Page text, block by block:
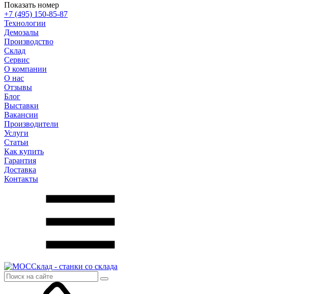
Показать номер
+7 (495) 150-85-87
Технологии
Демозалы
Производство
Склад
Сервис
О компании
О нас
Отзывы
Блог
Выставки
Вакансии
Производители
Услуги
Статьи
Как купить
Гарантия
Доставка
Контакты